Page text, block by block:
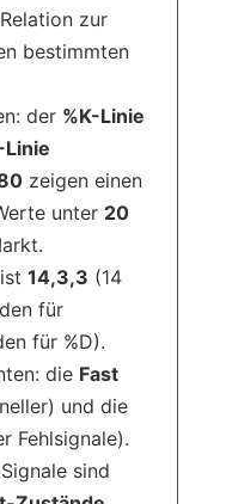
zur
bestimmten
der %K-Linie
Linie
zeigen einen
unter 20
14,3,3 (14
für
für %D).
die Fast
und die
Fehlsignale).
sind